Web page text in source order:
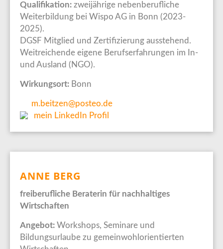
Qualifikation: zweijährige nebenberufliche
Weiterbildung bei Wispo AG in Bonn (2023-
2025).
DGSF Mitglied und Zertifizierung ausstehend.
Weitreichende eigene Berufserfahrungen im In-
und Ausland (NGO).
Wirkungsort: Bonn
m.beitzen@posteo.de
mein LinkedIn Profil
ANNE BERG
freiberufliche Beraterin für nachhaltiges
Wirtschaften
Angebot: Workshops, Seminare und
Bildungsurlaube zu gemeinwohlorientierten